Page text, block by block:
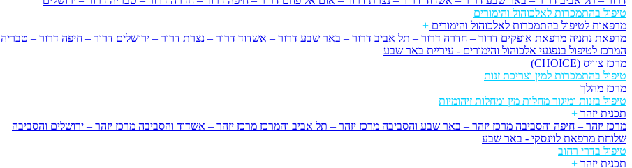
טיפול בהתמכרות לאלכוהול והימורים
מרפאות לטיפול בהתמכרות לאלכוהול והימורים +
מרפאת נתניה מרפאת אופקים דרור – חדרה דרור – תל אביב דרור – באר שבע דרור – אשדוד דרור – נצרת דרור – ירושלים דרור – חיפה דרור – טבריה
המרכז לטיפול בנפגעי אלכוהול והימורים - עיריית באר שבע
מרכז צ׳ויס (CHOICE)
טיפול בהתמכרות למין וצריכת זנות
מרכז מהלך
טיפול בזנות ומיגור מחלות מין ומחלות זיהומיות
תכנית יזהר +
מרכז יזהר – חיפה והסביבה מרכז יזהר – באר שבע והסביבה מרכז יזהר – תל אביב והמרכז מרכז יזהר – אשדוד והסביבה מרכז יזהר – ירושלים והסביבה
שלוחת מרפאת לוינסקי - באר שבע
טיפול בדרי רחוב
תכנית יזהר +